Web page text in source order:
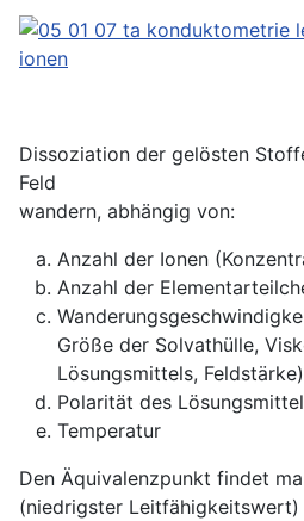
Dissoziation der gelösten
Feld
wandern, abhängig von:
Anzahl der Ionen
Anzahl der
Größe der Solvathülle,
Lösungsmittels, Feldstärke)
Polarität des
Temperatur
Den Äquivalenzpunkt findet
(niedrigster Leitfähigkeitswert)